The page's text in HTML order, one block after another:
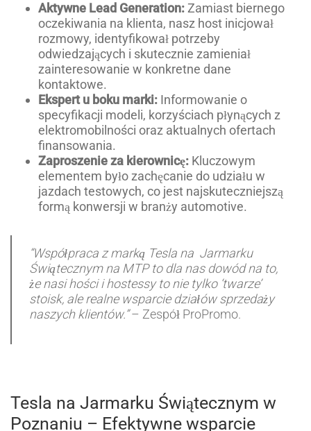
Aktywne Lead Generation: Zamiast biernego
oczekiwania na klienta, nasz host inicjował
rozmowy, identyfikował potrzeby
odwiedzających i skutecznie zamieniał
zainteresowanie w konkretne dane
kontaktowe.
Ekspert u boku marki: Informowanie o
specyfikacji modeli, korzyściach płynących z
elektromobilności oraz aktualnych ofertach
finansowania.
Zaproszenie za kierownicę: Kluczowym
elementem było zachęcanie do udziału w
jazdach testowych, co jest najskuteczniejszą
formą konwersji w branży automotive.
“Współpraca z marką Tesla na Jarmarku
Świątecznym na MTP to dla nas dowód na to,
że nasi hości i hostessy to nie tylko ‘twarze’
stoisk, ale realne wsparcie działów sprzedaży
naszych klientów.”– Zespół ProPromo.
Tesla na Jarmarku Świątecznym w
Poznaniu – Efektywne wsparcie